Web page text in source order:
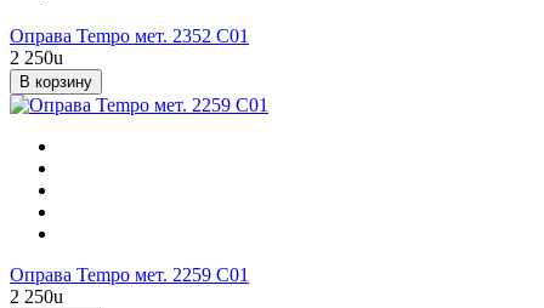
Оправа Tempo мет. 2352 С01
2 250u
В корзину
Оправа Tempo мет. 2259 C01
2 250u